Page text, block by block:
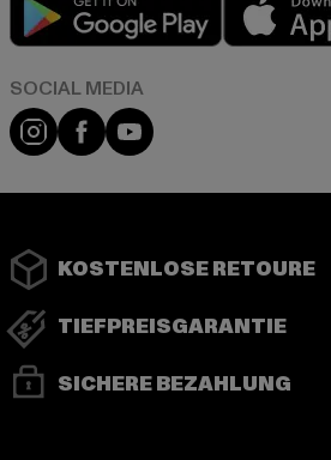
Instagram
FacebookYouTube
KOSTENLOSE RETOURE
TIEFPREISGARANTIE
SICHERE BEZAHLUNG